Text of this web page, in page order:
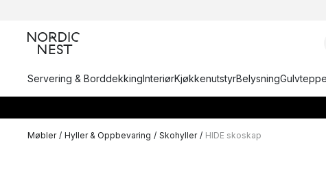
Servering & BorddekkingInteriørKjøkkenutstyrBelysning
Møbler / Hyller & Oppbevaring / Skohyller / HIDE skoskap